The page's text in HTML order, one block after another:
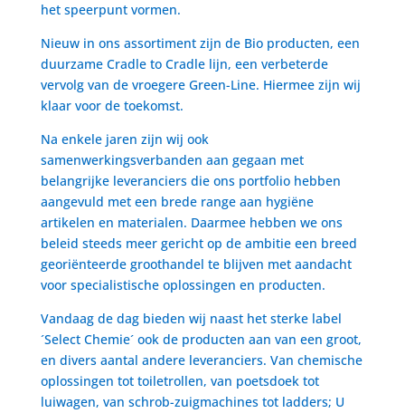
het speerpunt vormen.
Nieuw in ons assortiment zijn de Bio producten, een
duurzame Cradle to Cradle lijn, een verbeterde
vervolg van de vroegere Green-Line. Hiermee zijn wij
klaar voor de toekomst.
Na enkele jaren zijn wij ook
samenwerkingsverbanden aan gegaan met
belangrijke leveranciers die ons portfolio hebben
aangevuld met een brede range aan hygiëne
artikelen en materialen. Daarmee hebben we ons
beleid steeds meer gericht op de ambitie een breed
georiënteerde groothandel te blijven met aandacht
voor specialistische oplossingen en producten.
Vandaag de dag bieden wij naast het sterke label
´Select Chemie´ ook de producten aan van een groot,
en divers aantal andere leveranciers. Van chemische
oplossingen tot toiletrollen, van poetsdoek tot
luiwagen, van schrob-zuigmachines tot ladders; U